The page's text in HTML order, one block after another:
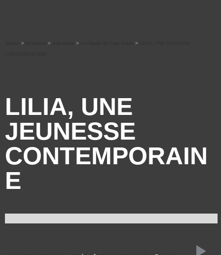
> > > >
LILIA, UNE
JEUNESSE
CONTEMPORAIN
E